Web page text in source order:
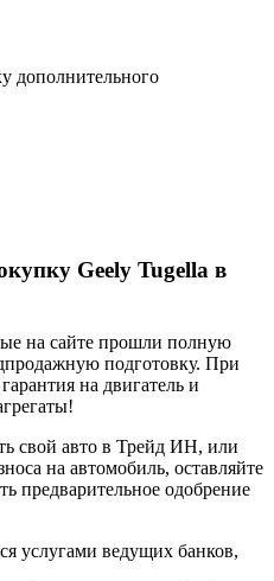
дополнительного
Geely Tugella в
на сайте прошли полную
подготовку. При
на двигатель и
свой авто в Трейд ИН, или
на автомобиль, оставляйте
предварительное одобрение
услугами ведущих банков,